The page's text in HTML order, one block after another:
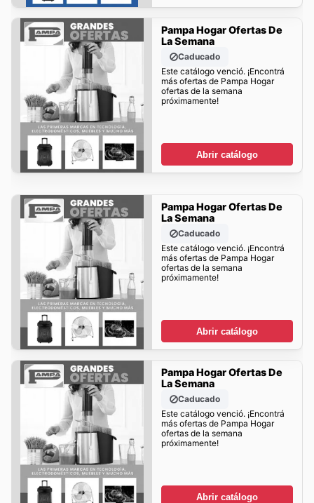
Pampa Hogar Ofertas De
La Semana
Caducado
Este catálogo venció. ¡Encontrá
más ofertas de Pampa Hogar
ofertas de la semana
próximamente!
Abrir catálogo
Pampa Hogar Ofertas De
La Semana
Caducado
Este catálogo venció. ¡Encontrá
más ofertas de Pampa Hogar
ofertas de la semana
próximamente!
Abrir catálogo
Pampa Hogar Ofertas De
La Semana
Caducado
Este catálogo venció. ¡Encontrá
más ofertas de Pampa Hogar
ofertas de la semana
próximamente!
Abrir catálogo